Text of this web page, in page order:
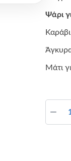
Ψάρι
Μάτι